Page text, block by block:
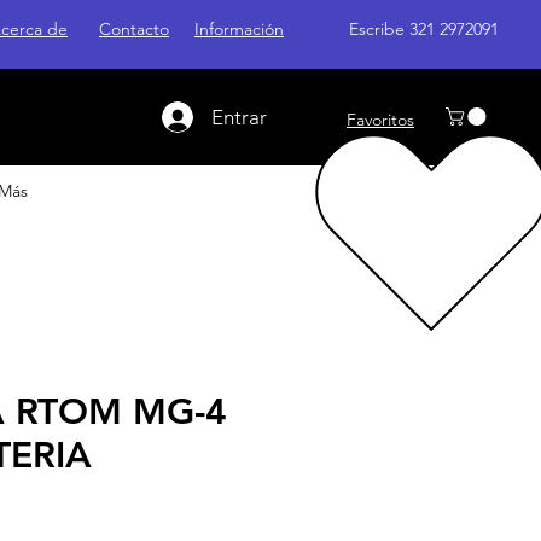
de Contacto Información Escribe 321 2972091
Entrar Favoritos
Más
RTOM MG-4